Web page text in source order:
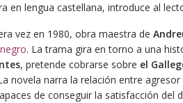
en lengua castellana, introduce al
vez en 1980, obra maestra de
. La trama gira en torno a una
, pretende cobrarse sobre el
novela narra la relación entre
de conseguir la satisfacción del